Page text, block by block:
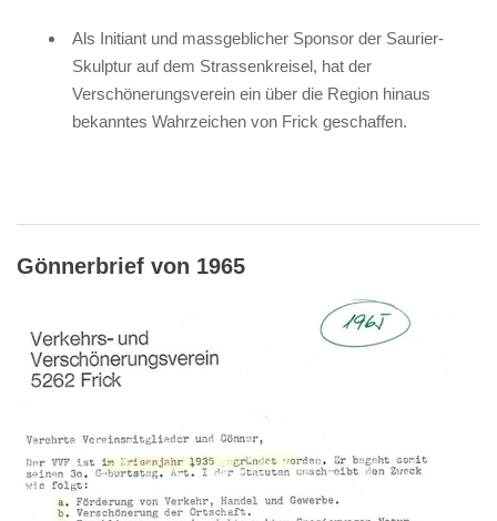
​Als Initiant und massgeblicher Sponsor der Saurier-
Skulptur auf dem Strassenkreisel, hat der
Verschönerungsverein ein über die Region hinaus
bekanntes Wahrzeichen von Frick geschaffen.
Gönnerbrief von 1965